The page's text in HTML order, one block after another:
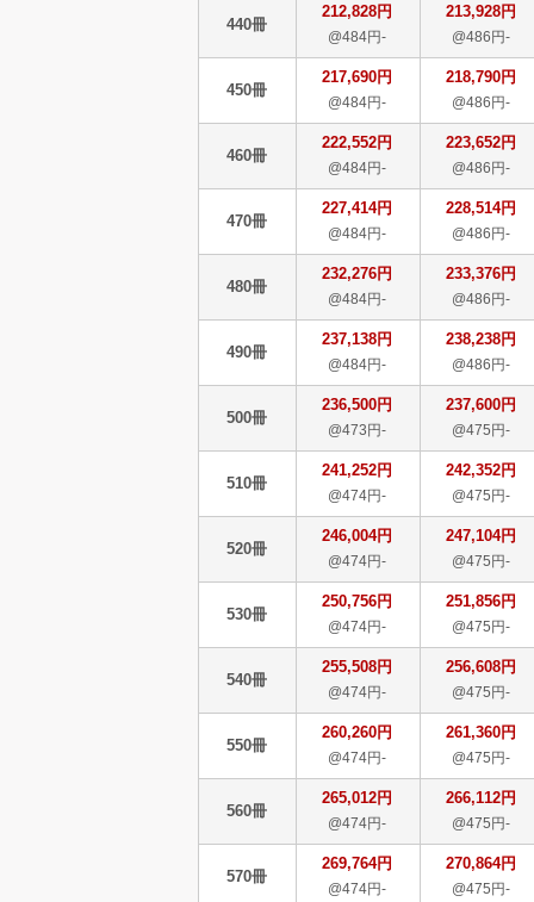
440冊
212,828円
@484円-
213,928円
@486円-
450冊
217,690円
@484円-
218,790円
@486円-
460冊
222,552円
@484円-
223,652円
@486円-
470冊
227,414円
@484円-
228,514円
@486円-
480冊
232,276円
@484円-
233,376円
@486円-
490冊
237,138円
@484円-
238,238円
@486円-
500冊
236,500円
@473円-
237,600円
@475円-
510冊
241,252円
@474円-
242,352円
@475円-
520冊
246,004円
@474円-
247,104円
@475円-
530冊
250,756円
@474円-
251,856円
@475円-
540冊
255,508円
@474円-
256,608円
@475円-
550冊
260,260円
@474円-
261,360円
@475円-
560冊
265,012円
@474円-
266,112円
@475円-
570冊
269,764円
@474円-
270,864円
@475円-